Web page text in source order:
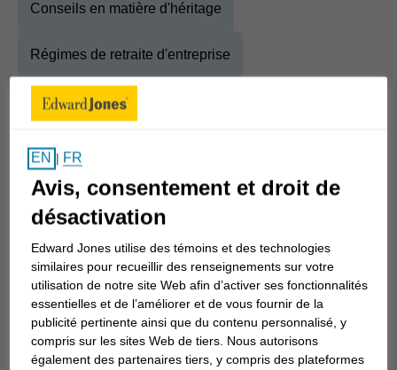
Conseils en matière d'héritage
Régimes de retraite d'entreprise
Afficher la biographie complète
Je suis conseillère en investissement comptant
plus de 25 ans d’expérience dans le secteur
complètement impartiaux aux Canadiens. Dans le
marché actuel, trop de gens évitent de demander
des conseils ou reçoivent de mauvais conseils, et
les conséquences peuvent être coûteuses.
EN | FR
Avis, consentement et droit de
désactivation
Edward Jones utilise des témoins et des technologies
similaires pour recueillir des renseignements sur votre
utilisation de notre site Web afin d’activer ses fonctionnalités
essentielles et de l’améliorer et de vous fournir de la
publicité pertinente ainsi que du contenu personnalisé, y
compris sur les sites Web de tiers. Nous autorisons
également des partenaires tiers, y compris des plateformes